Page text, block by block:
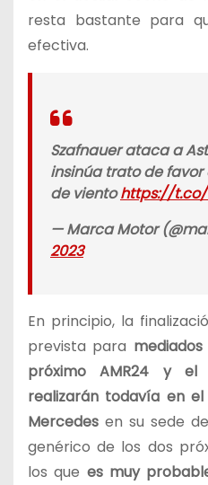
resta bastante para
efectiva.
Szafnauer ataca a
insinúa trato de favor
de vientohttps://t.co/
— Marca Motor
2023
En principio, la
prevista para
próximo AMR24 y el
realizarán todavía en
Mercedes en su sede
genérico de los dos
los que es muy